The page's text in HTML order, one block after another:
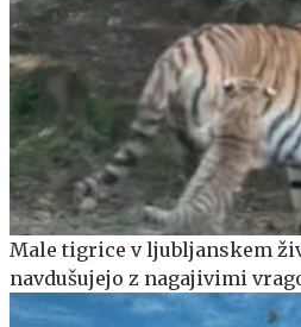
Male tigrice v ljubljanskem
navdušujejo z nagajivimi